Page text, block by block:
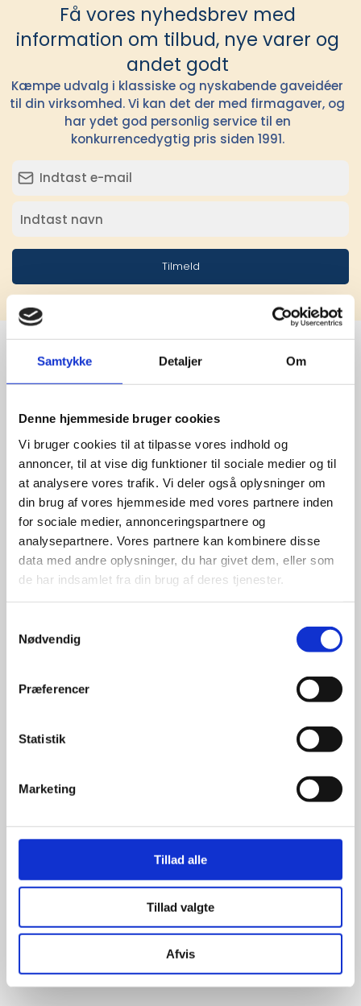
Samtykke Detaljer Om
Denne hjemmeside bruger cookies
Vi bruger cookies til at tilpasse vores indhold og
annoncer, til at vise dig funktioner til sociale medier og til
at analysere vores trafik. Vi deler også oplysninger om
din brug af vores hjemmeside med vores partnere inden
for sociale medier, annonceringspartnere og
analysepartnere. Vores partnere kan kombinere disse
data med andre oplysninger, du har givet dem, eller som
de har indsamlet fra din brug af deres tjenester.
Nødvendig
Præferencer
Statistik
Marketing
Tillad alle
Tillad valgte
Afvis
Få vores nyhedsbrev med
information om tilbud, nye varer og
andet godt
Kæmpe udvalg i klassiske og nyskabende gaveidéer
til din virksomhed. Vi kan det der med firmagaver, og
har ydet god personlig service til en
konkurrencedygtig pris siden 1991.
Tilmeld
Stærke
leverandører
giver større
udvalg
For at sikre høj kvalitet og stor
leveringssikkerhed samarbejder vi
med de største og mest
anerkendte leverandører inden for
promotion.
Udvalget er langt større, så har I en
idé til et konkret produkt, eller et
helt særligt ønske, så send en
forespørgsel tilinfo@syddesign.dk,
så finder vi det helt rigtige produkt
til en konkurrence dygtig pris.